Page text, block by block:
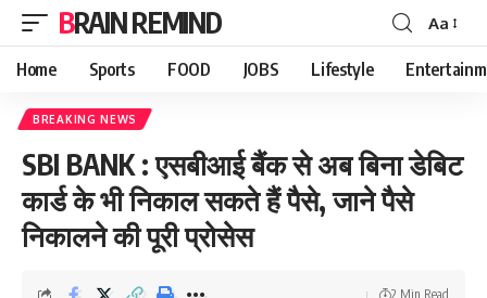
BRAIN REMIND
Font
Resizer
Aa
Home Sports FOOD JOBS Lifestyle
BREAKING NEWS
SBI BANK : एसबीआई बैंक से अब बिना डेबिट
कार्ड के भी निकाल सकते हैं पैसे, जाने पैसे
निकालने की पूरी प्रोसेस
2 Min Read